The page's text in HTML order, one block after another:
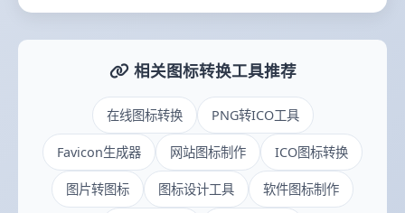
相关图标转换工具推荐
在线图标转换 PNG转ICO工具
Favicon生成器 网站图标制作 ICO图标转换
图片转图标 图标设计工具 软件图标制作